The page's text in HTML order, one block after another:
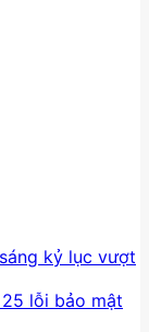
kỷ lục vượt
25 lỗi bảo mật